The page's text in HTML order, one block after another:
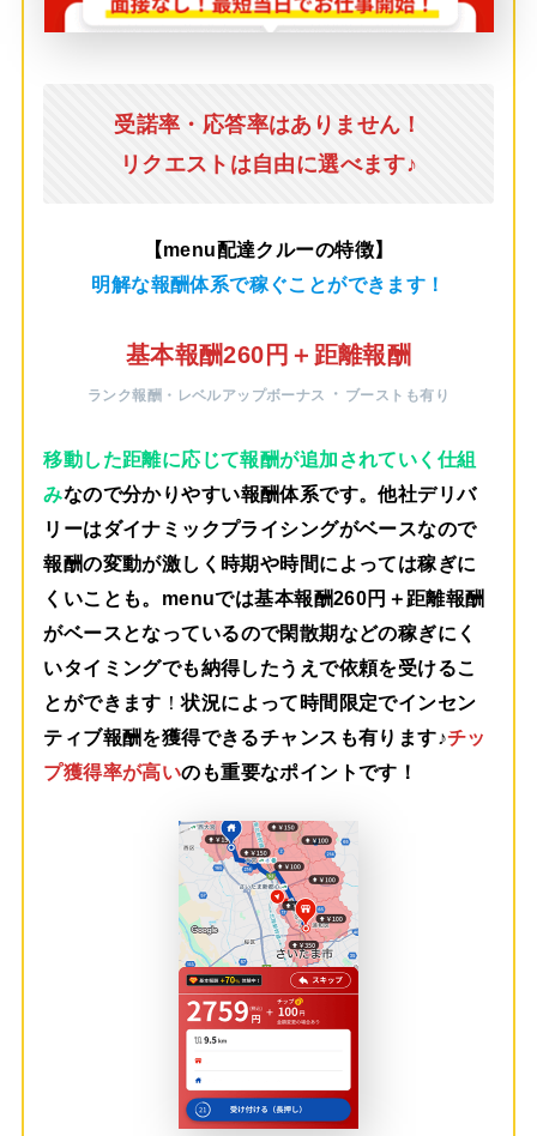
受諾率・応答率はありません！
リクエストは自由に選べます♪
【menu配達クルーの特徴】
明解な報酬体系で稼ぐことができます！
基本報酬260円＋距離報酬
ランク報酬・レベルアップボーナス ・ ブーストも有り
移動した距離に応じて報酬が追加されていく仕組
みなので分かりやすい報酬体系です。他社デリバ
リーはダイナミックプライシングがベースなので
報酬の変動が激しく時期や時間によっては稼ぎに
くいことも。menuでは基本報酬260円＋距離報酬
がベースとなっているので閑散期などの稼ぎにく
いタイミングでも納得したうえで依頼を受けるこ
とができます ！状況によって時間限定でインセン
ティブ報酬を獲得できるチャンスも有ります♪チッ
プ獲得率が高いのも重要なポイントです！